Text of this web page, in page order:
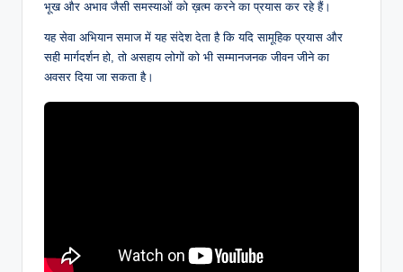
भूख और अभाव जैसी समस्याओं को ख़त्म करने का प्रयास कर रहे हैं।
यह सेवा अभियान समाज में यह संदेश देता है कि यदि सामूहिक प्रयास और
सही मार्गदर्शन हो, तो असहाय लोगों को भी सम्मानजनक जीवन जीने का
अवसर दिया जा सकता है।